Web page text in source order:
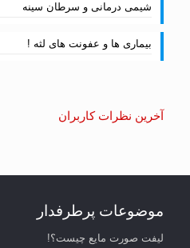
شیمی درمانی و سرطان سینه
بیماری ها و عفونت های لثه !
آخرین نظرات کاربران
موضوعات پرطرفدار
لیفت صورت مایع چیست؟!